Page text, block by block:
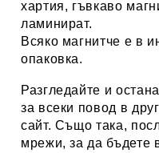
хартия, гъвкаво
ламинират.
Всяко магнитче е в
опаковка.
Разгледайте и
за всеки повод в
сайт. Също така,
мрежи, за да бъдете